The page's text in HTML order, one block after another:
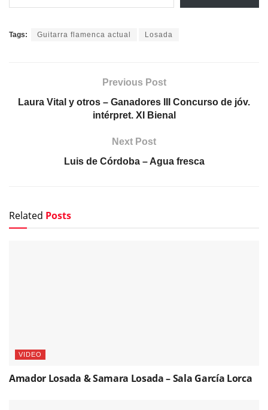
Tags: Guitarra flamenca actual Losada
Previous Post
Laura Vital y otros – Ganadores III Concurso de jóv.
intérpret. XI Bienal
Next Post
Luis de Córdoba – Agua fresca
Related Posts
VIDEO
Amador Losada & Samara Losada – Sala García Lorca